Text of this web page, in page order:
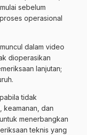
sebelum
operasional
dalam video
dioperasikan
lanjutan;
tidak
keamanan, dan
menerbangkan
teknis yang